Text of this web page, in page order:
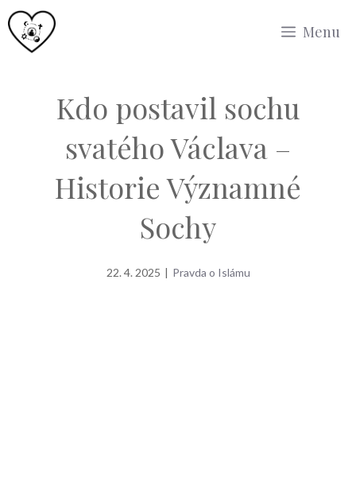
Přeskočit
na
Menu
Kdo postavil sochu
svatého Václava –
Historie Významné
Sochy
22. 4. 2025 | Pravda o Islámu